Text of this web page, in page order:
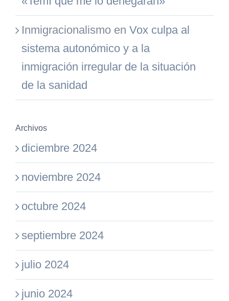
Inmigracionalismo en Vox culpa al
sistema autonómico y a la
inmigración irregular de la situación
de la sanidad
Archivos
diciembre 2024
noviembre 2024
octubre 2024
septiembre 2024
julio 2024
junio 2024